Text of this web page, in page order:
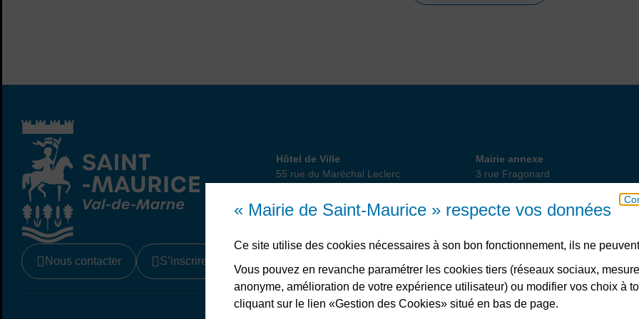
« Mairie de Saint-Maurice » respecte vos données
Ce site utilise des cookies nécessaires à son bon fonctionnement, ils ne
Vous pouvez en revanche paramétrer les cookies tiers (réseaux sociaux,
anonyme, amélioration de votre expérience utilisateur) ou modifier vos choix à
cliquant sur le lien «Gestion des Cookies» situé en bas de page.
Hôtel de Ville
Hôtel de Ville
55 rue du Maréchal Leclerc
01 45 18 82 10
Annexe
Mairie annexe
3 rue Fragonard
01 49 76 47 55
Nous contacter S’inscrire à la newsletter